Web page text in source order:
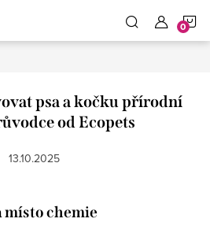
psa a kočku přírodní
od Ecopets
13.10.2025
chemie